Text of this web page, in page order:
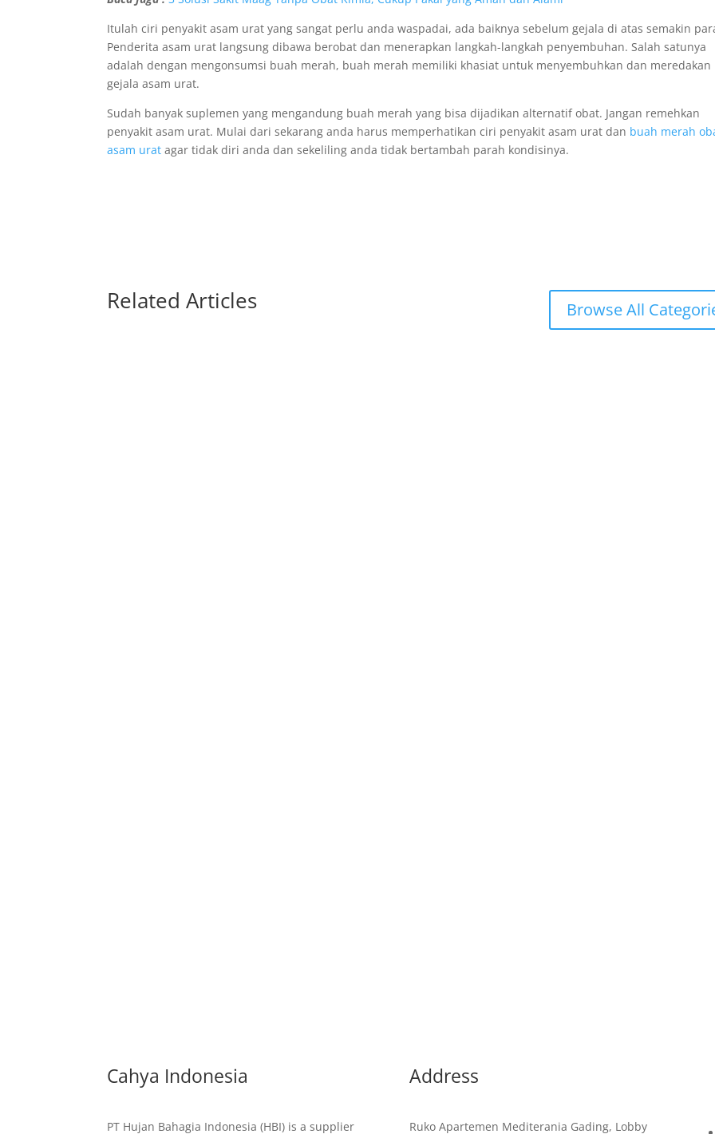
Itulah ciri penyakit asam urat yang sangat perlu anda waspadai, ada baiknya sebelum gejala di atas semakin
Penderita asam urat langsung dibawa berobat dan menerapkan langkah-langkah penyembuhan. Salah satunya
adalah dengan mengonsumsi buah merah, buah merah memiliki khasiat untuk menyembuhkan dan meredakan
gejala asam urat.
Sudah banyak suplemen yang mengandung buah merah yang bisa dijadikan alternatif obat. Jangan remehkan
penyakit asam urat. Mulai dari sekarang anda harus memperhatikan ciri penyakit asam urat dan buah merah
asam urat agar tidak diri anda dan sekeliling anda tidak bertambah parah kondisinya.
Related Articles Browse All
Cahya Indonesia
PT Hujan Bahagia Indonesia (HBI) is a supplier
Address
Ruko Apartemen Mediterania Gading, Lobby